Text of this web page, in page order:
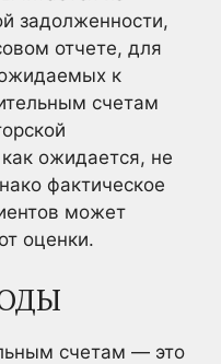
задолженности,
отчете, для
к
счетам
ожидается, не
фактическое
может
оценки.
счетам — это